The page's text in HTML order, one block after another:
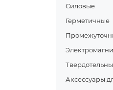
Силовые
Герметичные
Аксессуары